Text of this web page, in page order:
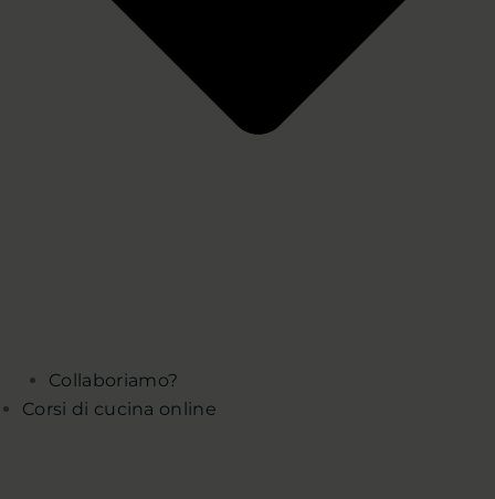
Collaboriamo?
Corsi di cucina online